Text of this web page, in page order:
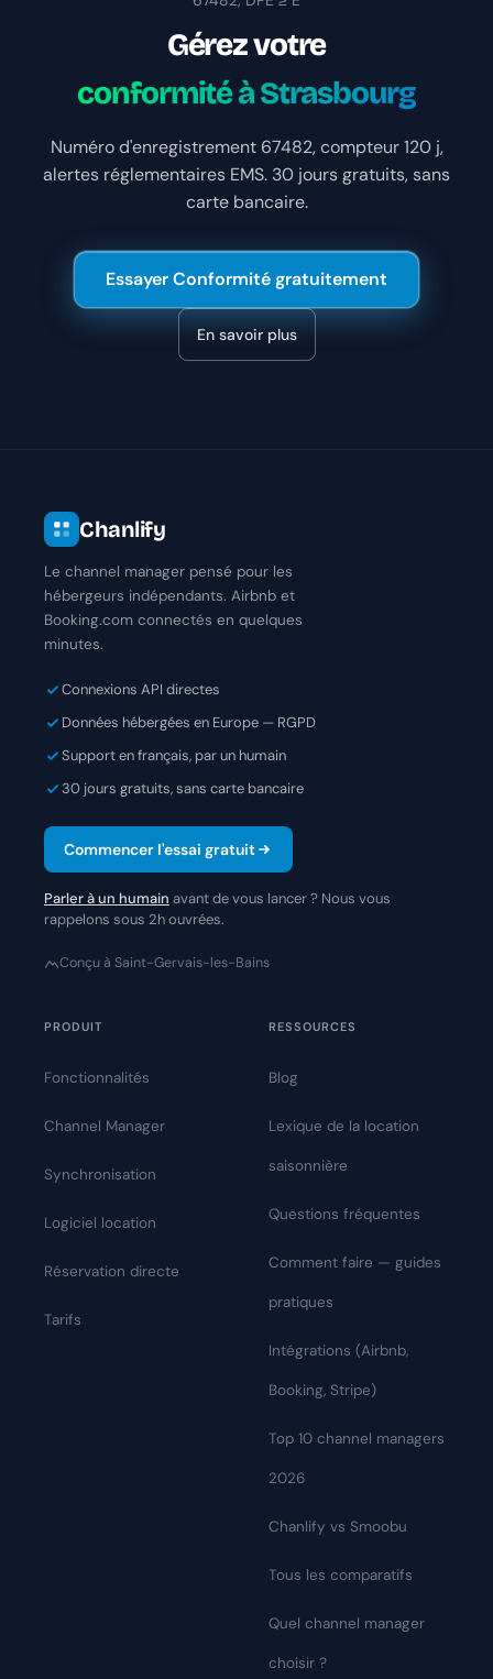
Gérez votre
conformité à Strasbourg
Numéro d'enregistrement 67482, compteur 120 j,
alertes réglementaires EMS. 30 jours gratuits, sans
carte bancaire.
Essayer Conformité gratuitement
En savoir plus
Chanlify
Le channel manager pensé pour les
hébergeurs indépendants. Airbnb et
Booking.com connectés en quelques
minutes.
Connexions API directes
Données hébergées en Europe — RGPD
Support en français, par un humain
30 jours gratuits, sans carte bancaire
Commencer l'essai gratuit
Parler à un humain avant de vous lancer ? Nous vous
rappelons sous 2h ouvrées.
Conçu à Saint-Gervais-les-Bains
PRODUIT
Fonctionnalités
Channel Manager
Synchronisation
Logiciel location
Réservation directe
Tarifs
RESSOURCES
Blog
Lexique de la location
saisonnière
Questions fréquentes
Comment faire — guides
pratiques
Intégrations (Airbnb,
Booking, Stripe)
Top 10 channel managers
2026
Chanlify vs Smoobu
Tous les comparatifs
Quel channel manager
choisir ?